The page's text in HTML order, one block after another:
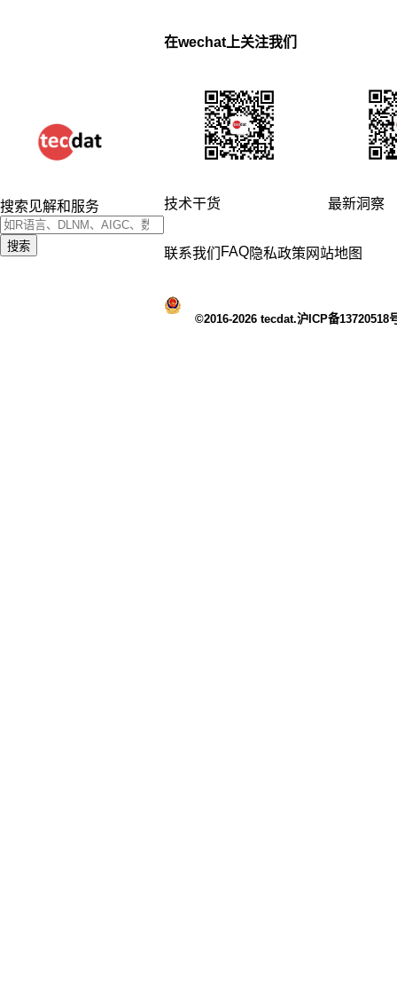
搜索见解和服务
搜索
在wechat上关注我们
技术干货 最新洞察
联系我们 FAQ隐私政策 网站地图
©2016-2026 tecdat.沪ICP备13720518